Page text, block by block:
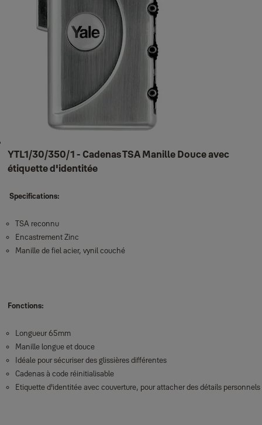
YTL1/30/350/1 - Cadenas TSA Manille Douce avec
étiquette d'identitée
Specifications:
TSA reconnu
Encastrement Zinc
Manille de fiel acier, vynil couché
Fonctions:
Longueur 65mm
Manille longue et douce
Idéale pour sécuriser des glissières différentes
Cadenas à code réinitialisable
Etiquette d'identitée avec couverture, pour attacher des détails personnels